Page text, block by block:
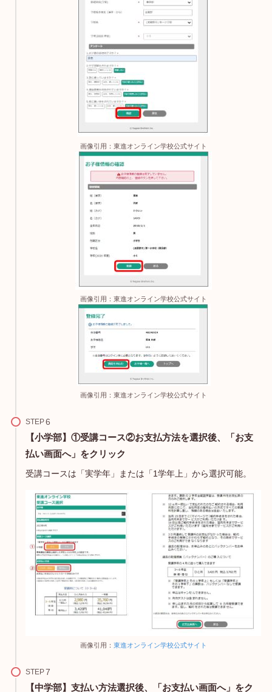
画像引用：東進オンライン学校公式サイト
画像引用：東進オンライン学校公式サイト
画像引用：東進オンライン学校公式サイト
STEP
【小学部】①受講コース②お支払方法を選択後、「お支
払い画面へ」をクリック
受講コースは「実学年」または「1学年上」から選択可能。
画像引用： 東進オンライン学校公式サイト
STEP
【中学部】支払い方法選択後、「お支払い画面へ」をク